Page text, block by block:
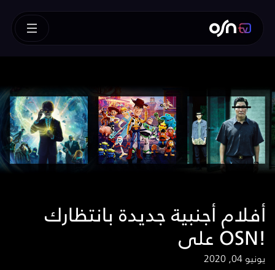
أفلام أجنبية جديدة بانتظارك
على OSN!
يونيو 04, 2020